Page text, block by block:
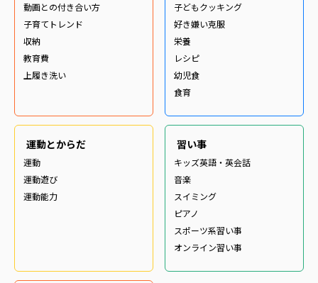
動画との付き合い方
子育てトレンド
収納
教育費
上履き洗い
子どもクッキング
好き嫌い克服
栄養
レシピ
幼児食
食育
運動とからだ
運動
運動遊び
運動能力
習い事
キッズ英語・英会話
音楽
スイミング
ピアノ
スポーツ系習い事
オンライン習い事